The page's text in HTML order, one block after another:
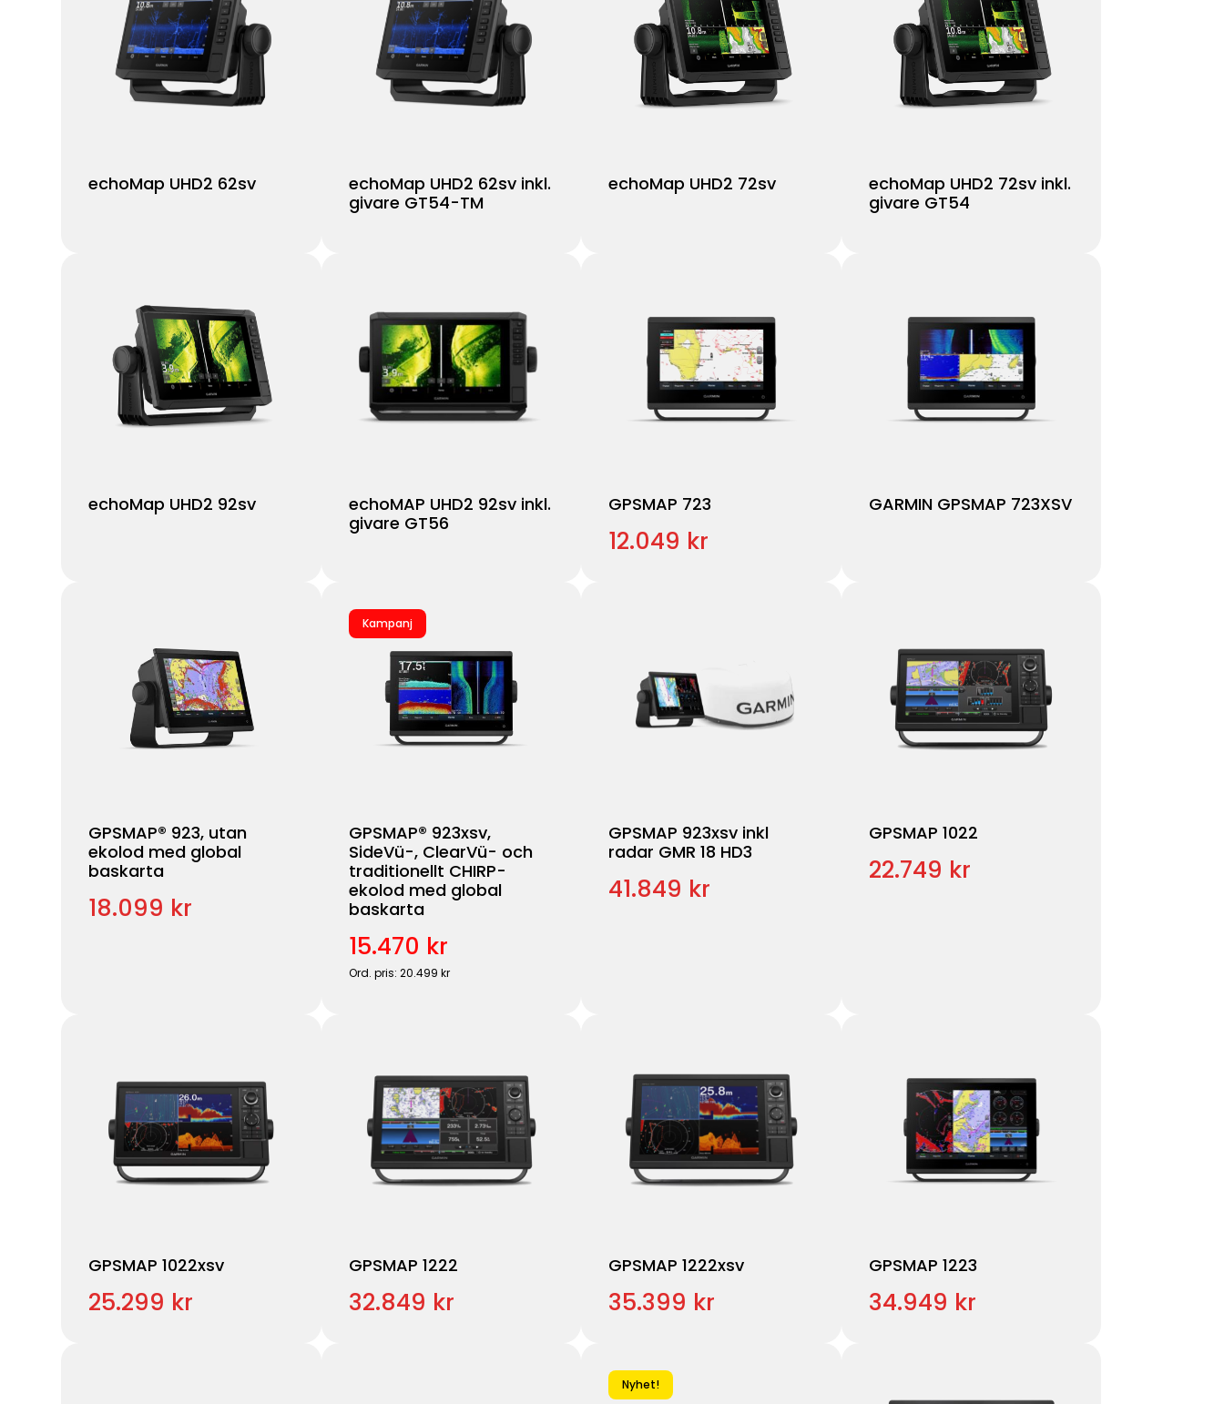
echoMap UHD2 62sv
echoMap UHD2 62sv inkl.
givare GT54-TM
echoMap UHD2 72sv
echoMap UHD2 72sv inkl.
givare GT54
echoMap UHD2 92sv
echoMAP UHD2 92sv inkl.
givare GT56
GPSMAP 723
12.049 kr
GARMIN GPSMAP 723XSV
GPSMAP® 923, utan
ekolod med global
baskarta
18.099 kr
Kampanj
GPSMAP® 923xsv,
SideVü-, ClearVü- och
traditionellt CHIRP-
ekolod med global
baskarta
15.470 kr
Ord. pris: 20.499 kr
GPSMAP 923xsv inkl
radar GMR 18 HD3
41.849 kr
GPSMAP 1022
22.749 kr
GPSMAP 1022xsv
25.299 kr
GPSMAP 1222
32.849 kr
GPSMAP 1222xsv
35.399 kr
GPSMAP 1223
34.949 kr
Nyhet!